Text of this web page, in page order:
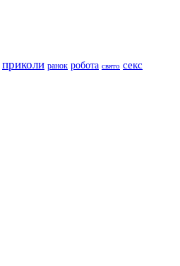
приколи ранок робота свято секс